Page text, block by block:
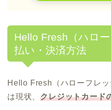
Hello Fresh（ハロ
払い・決済方法
Hello Fresh（ハローフレ
は現状、クレジットカード